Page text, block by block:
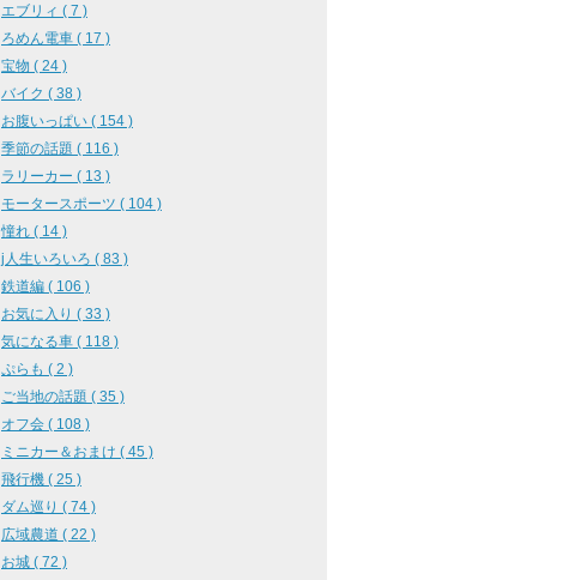
エブリィ ( 7 )
ろめん電車 ( 17 )
宝物 ( 24 )
バイク ( 38 )
お腹いっぱい ( 154 )
季節の話題 ( 116 )
ラリーカー ( 13 )
モータースポーツ ( 104 )
憧れ ( 14 )
j人生いろいろ ( 83 )
鉄道編 ( 106 )
お気に入り ( 33 )
気になる車 ( 118 )
ぷらも ( 2 )
ご当地の話題 ( 35 )
オフ会 ( 108 )
ミニカー＆おまけ ( 45 )
飛行機 ( 25 )
ダム巡り ( 74 )
広域農道 ( 22 )
お城 ( 72 )